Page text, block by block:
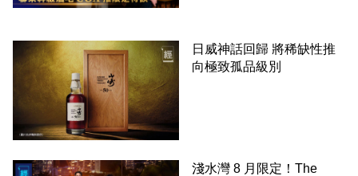
日威神話回歸 將稀缺性推
向極致孤品級別
淺水灣 8 月限定！The